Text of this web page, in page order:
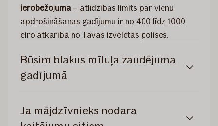
ierobežojuma – atlīdzības limits par vienu
apdrošināšanas gadījumu ir no 400 līdz 1000
eiro atkarībā no Tavas izvēlētās polises.
Būsim blakus mīluļa zaudējuma
gadījumā
Ja mājdzīvnieks nodara